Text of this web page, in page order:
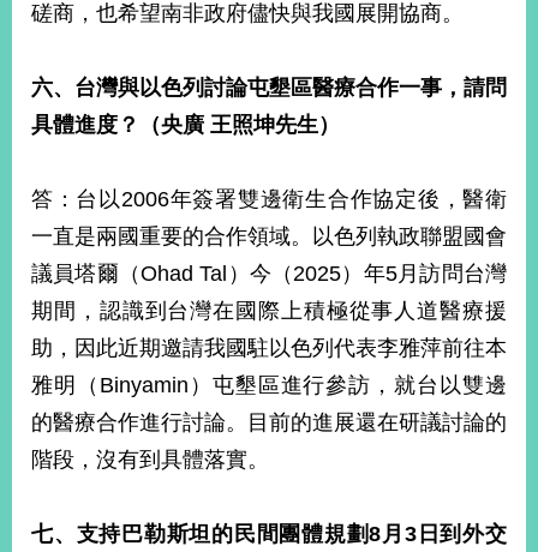
磋商，也希望南非政府儘快與我國展開協商。
六、台灣與以色列討論屯墾區醫療合作一事，請問
具體進度？（央廣 王照坤先生）
答：台以2006年簽署雙邊衛生合作協定後，醫衛
一直是兩國重要的合作領域。以色列執政聯盟國會
議員塔爾（Ohad Tal）今（2025）年5月訪問台灣
期間，認識到台灣在國際上積極從事人道醫療援
助，因此近期邀請我國駐以色列代表李雅萍前往本
雅明（Binyamin）屯墾區進行參訪，就台以雙邊
的醫療合作進行討論。目前的進展還在研議討論的
階段，沒有到具體落實。
七、支持巴勒斯坦的民間團體規劃8月 3日到外交